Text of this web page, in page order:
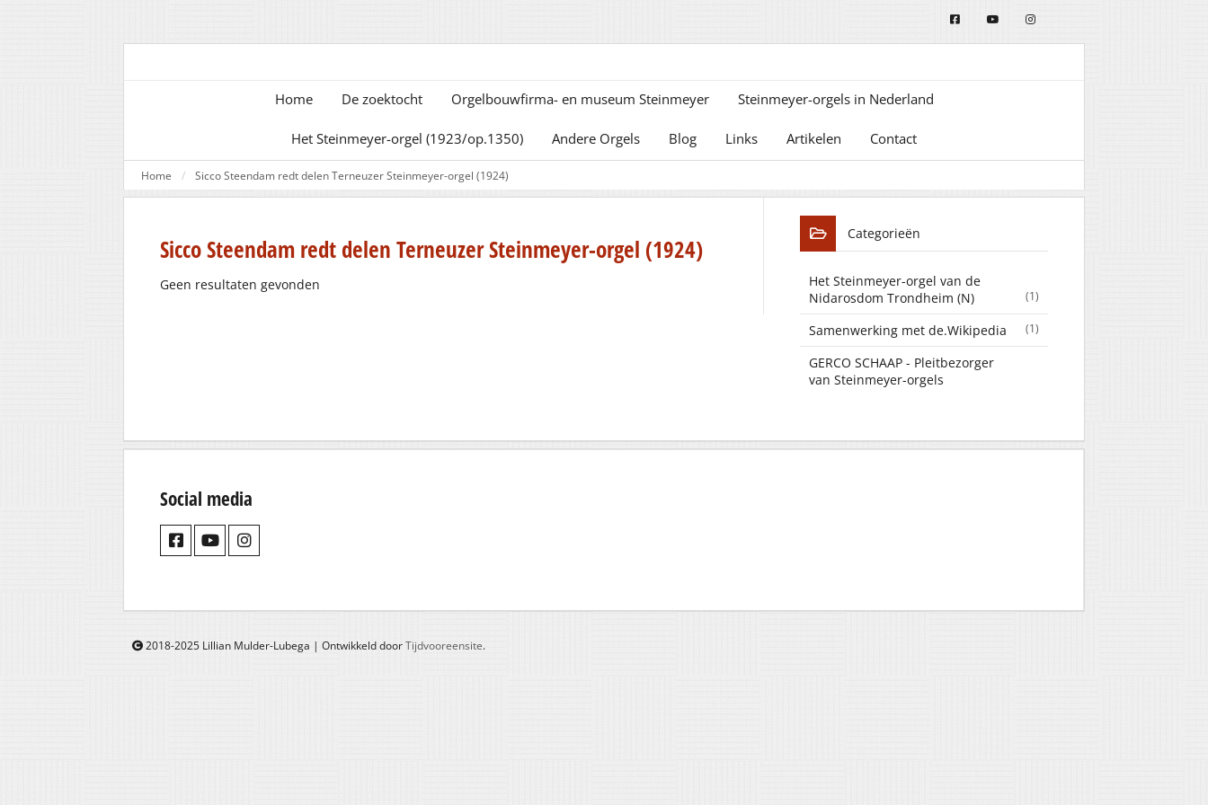
Home De zoektocht Orgelbouwfirma- en museum Steinmeyer Steinmeyer-orgels in Nederland
Het Steinmeyer-orgel (1923/op.1350) Andere Orgels Blog Links Artikelen Contact
Home Sicco Steendam redt delen Terneuzer Steinmeyer-orgel (1924)
Sicco Steendam redt delen Terneuzer Steinmeyer-orgel (1924)
Geen resultaten gevonden
Categorieën
Het Steinmeyer-orgel van de
Nidarosdom Trondheim (N)
(1)
Samenwerking met de.Wikipedia (1)
GERCO SCHAAP - Pleitbezorger
van Steinmeyer-orgels
Social media
2018-2025 Lillian Mulder-Lubega | Ontwikkeld doorTijdvooreensite.